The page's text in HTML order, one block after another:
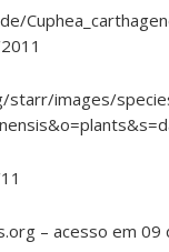
starr/images/
– acesso em 09